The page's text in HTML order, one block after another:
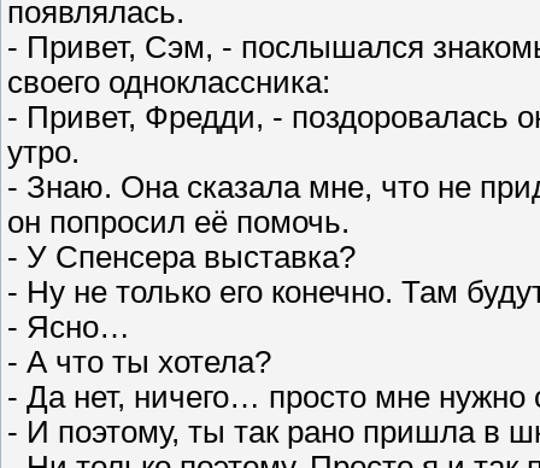
появлялась.
- Привет, Сэм, - послышался
своего одноклассника:
- Привет, Фредди, - поздоровалась
утро.
- Знаю. Она сказала мне, что не
он попросил её помочь.
- У Спенсера выставка?
- Ну не только его конечно. Там
- Ясно…
- А что ты хотела?
- Да нет, ничего… просто мне нужно
- И поэтому, ты так рано пришла в